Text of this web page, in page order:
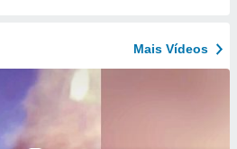
Mais Vídeos